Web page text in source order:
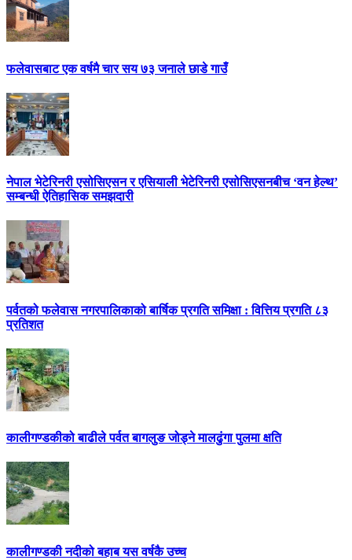
फलेवासबाट एक वर्षमै चार सय ७३ जनाले छाडे गाउँ
नेपाल भेटेरिनरी एसोसिएसन र एसियाली भेटेरिनरी एसोसिएसनबीच ‘वन हेल्थ’
सम्बन्धी ऐतिहासिक समझदारी
पर्वतको फलेवास नगरपालिकाको बार्षिक प्रगति समिक्षा : वित्तिय प्रगति ८३
प्रतिशत
कालीगण्डकीको बाढीले पर्वत बागलुङ जोड्ने मालढुंगा पुलमा क्षति
कालीगण्डकी नदीको बहाब यस वर्षकै उच्च